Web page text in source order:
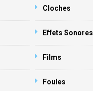
Cloches
Effets Sonores
Films
Foules